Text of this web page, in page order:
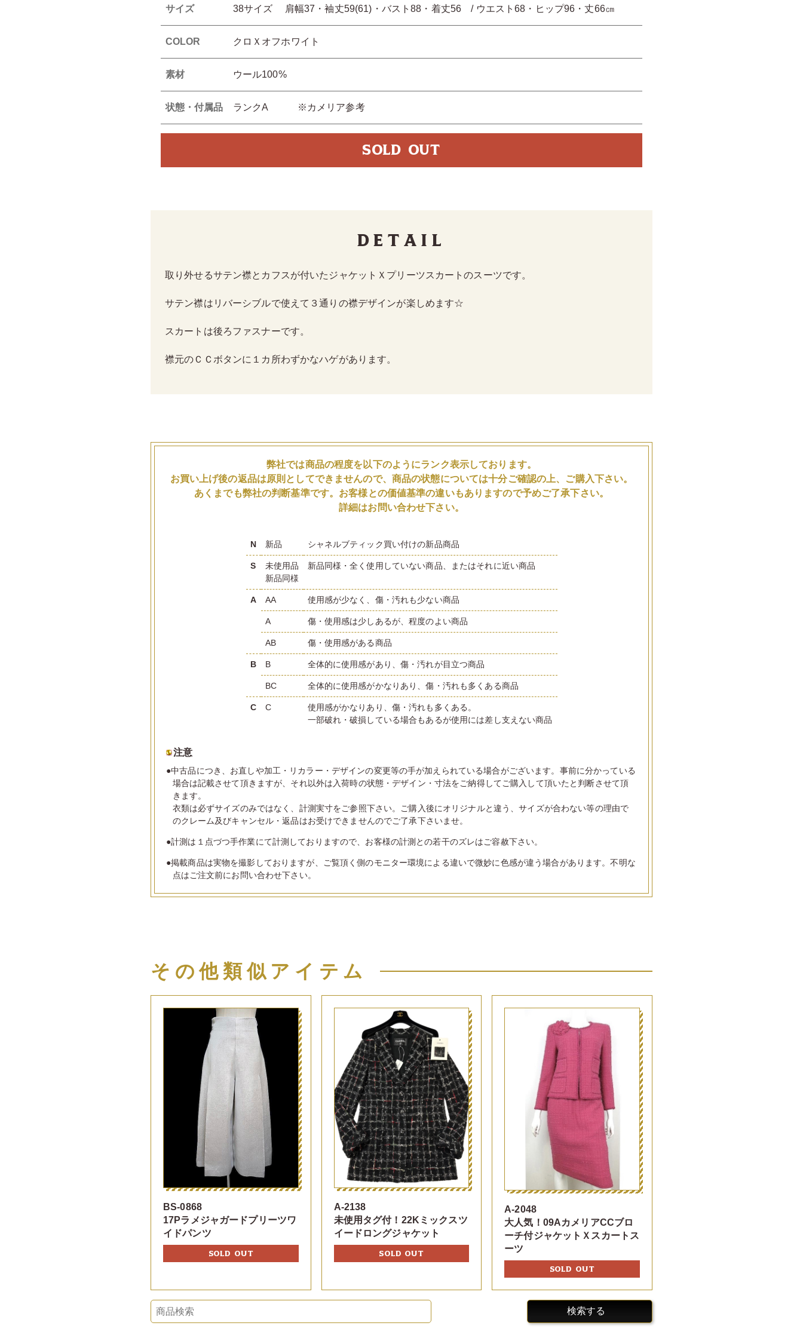
サイズ 38サイズ 肩幅37・袖丈59(61)・バスト88・着丈56 / ウエスト68・ヒップ96・丈66㎝
COLOR クロＸオフホワイト
素材 ウール100%
状態・付属品 ランクA ※カメリア参考
SOLD OUT
Detail
取り外せるサテン襟とカフスが付いたジャケットＸプリーツスカートのスーツです。
サテン襟はリバーシブルで使えて３通りの襟デザインが楽しめます☆
スカートは後ろファスナーです。
襟元のＣＣボタンに１カ所わずかなハゲがあります。
弊社では商品の程度を以下のようにランク表示しております。
お買い上げ後の返品は原則としてできませんので、商品の状態については十分ご確認の上、ご購入下さい。
あくまでも弊社の判断基準です。お客様との価値基準の違いもありますので予めご了承下さい。
詳細はお問い合わせ下さい。
N 新品 シャネルブティック買い付けの新品商品
S
未使用品
新品同様
新品同様・全く使用していない商品、またはそれに近い商品
A AA 使用感が少なく、傷・汚れも少ない商品
A 傷・使用感は少しあるが、程度のよい商品
AB 傷・使用感がある商品
B B 全体的に使用感があり、傷・汚れが目立つ商品
BC 全体的に使用感がかなりあり、傷・汚れも多くある商品
C C
使用感がかなりあり、傷・汚れも多くある。
一部破れ・破損している場合もあるが使用には差し支えない商品
注意
●中古品につき、お直しや加工・リカラー・デザインの変更等の手が加えられている場合がございます。事前に分かっている
場合は記載させて頂きますが、それ以外は入荷時の状態・デザイン・寸法をご納得してご購入して頂いたと判断させて頂
きます。
衣類は必ずサイズのみではなく、計測実寸をご参照下さい。ご購入後にオリジナルと違う、サイズが合わない等の理由で
のクレーム及びキャンセル・返品はお受けできませんのでご了承下さいませ。
●計測は１点づつ手作業にて計測しておりますので、お客様の計測との若干のズレはご容赦下さい。
●掲載商品は実物を撮影しておりますが、ご覧頂く側のモニター環境による違いで微妙に色感が違う場合があります。不明な
点はご注文前にお問い合わせ下さい。
その他類似アイテム
BS-0868
17Pラメジャガードプリーツワ
イドパンツ
SOLD OUT
A-2138
未使用タグ付！22Kミックスツ
イードロングジャケット
SOLD OUT
A-2048
大人気！09AカメリアCCブロ
ーチ付ジャケットＸスカートス
ーツ
SOLD OUT
検索する